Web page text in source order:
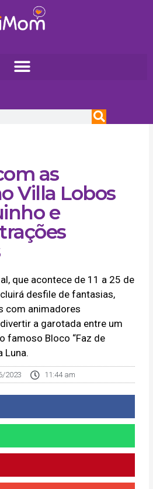
as
Villa Lobos
e
que acontece de 11 a 25 de
desfile de fantasias,
com animadores
a garotada entre um
famoso Bloco “Faz de
Luna.
2023 11:44 am